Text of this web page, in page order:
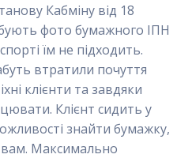
Кабміну від 18
фото бумажного ІПН
їм не підходить.
втратили почуття
клієнти та завдяки
Клієнт сидить у
знайти бумажку,
вам. Максимально